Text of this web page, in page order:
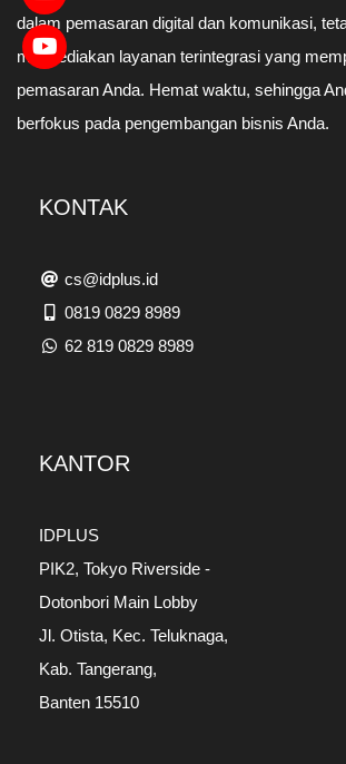
dalam pemasaran digital dan komunikasi,
menyediakan layanan terintegrasi yang
pemasaran Anda. Hemat waktu, sehingga
berfokus pada pengembangan bisnis Anda.
KONTAK
cs@idplus.id
0819 0829 8989
62 819 0829 8989
KANTOR
IDPLUS
PIK2, Tokyo Riverside -
Dotonbori Main Lobby
Jl. Otista, Kec. Teluknaga,
Kab. Tangerang,
Banten 15510